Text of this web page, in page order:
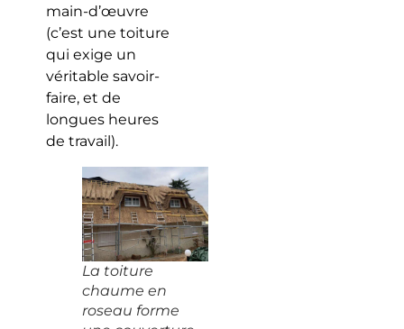
main-d’œuvre
(c’est une toiture
qui exige un
véritable savoir-
faire, et de
longues heures
de travail).
La toiture
chaume en
roseau forme